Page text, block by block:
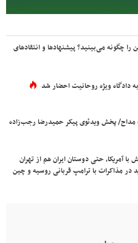
را چگونه می‌بینید؟ پیشنهادها و انتقادهای
دادگاه ویژه روحانیت احضار شد
پخش ویدئوی پیکر حمیدرضا رجب‌زاده
آمریکا، حتی دوستان ایران هم از تهران
در مذاکرات با ترامپ قربانی روسیه و چین